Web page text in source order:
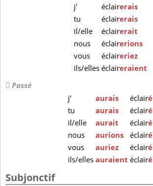
j'
éclairerais
tu
éclairerais
il/elle
éclairerait
nous
éclairerions
vous
éclaireriez
ils/elles éclaireraient
Passé
j'
aurais éclairé
tu
aurais éclairé
il/elle
aurait éclairé
nous
aurions éclairé
vous
auriez éclairé
ils/ellesauraient éclairé
Subjonctif